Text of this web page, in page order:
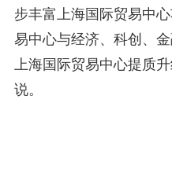
步丰富上海国际贸易中
易中心与经济、科创、
上海国际贸易中心提质
说。